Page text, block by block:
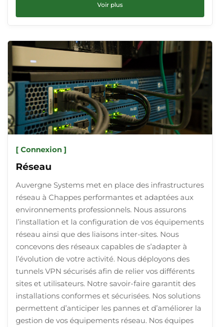
Voir plus
[ Connexion ]
Réseau
Auvergne Systems met en place des infrastructures
réseau à Chappes performantes et adaptées aux
environnements professionnels. Nous assurons
l’installation et la configuration de vos équipements
réseau ainsi que des liaisons inter-sites. Nous
concevons des réseaux capables de s’adapter à
l’évolution de votre activité. Nous déployons des
tunnels VPN sécurisés afin de relier vos différents
sites et utilisateurs. Notre savoir-faire garantit des
installations conformes et sécurisées. Nos solutions
permettent d’anticiper les pannes et d’améliorer la
gestion de vos équipements réseau. Nos équipes